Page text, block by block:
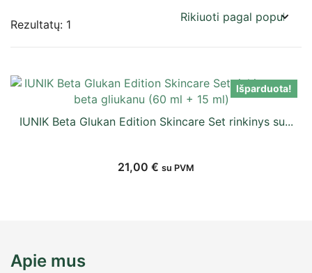
Rezultatų: 1
Išparduota!
IUNIK Beta Glukan Edition Skincare Set rinkinys su...
21,00 € su PVM
Apie mus